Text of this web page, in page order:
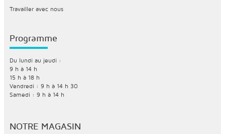
Travailler avec nous
Programme
Du lundi au jeudi :
9 h à 14 h
15 h à 18 h
Vendredi : 9 h à 14 h 30
Samedi : 9 h à 14 h
NOTRE MAGASIN